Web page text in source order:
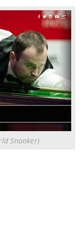
Snooker)